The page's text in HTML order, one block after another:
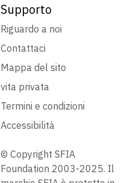
Supporto
Riguardo a noi
Contattaci
Mappa del sito
vita privata
Termini e condizioni
Accessibilità
© Copyright SFIA
Foundation 2003-2025. Il